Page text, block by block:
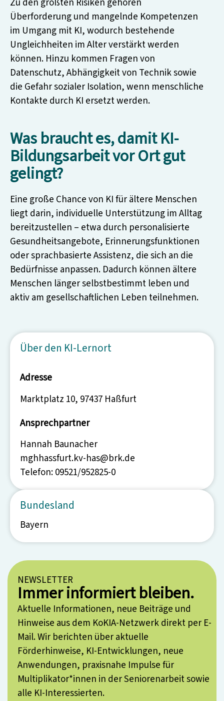
Zu den größten Risiken gehören
Überforderung und mangelnde Kompetenzen
im Umgang mit KI, wodurch bestehende
Ungleichheiten im Alter verstärkt werden
können. Hinzu kommen Fragen von
Datenschutz, Abhängigkeit von Technik sowie
die Gefahr sozialer Isolation, wenn menschliche
Kontakte durch KI ersetzt werden.
Was braucht es, damit KI-
Bildungsarbeit vor Ort gut
gelingt?
Eine große Chance von KI für ältere Menschen
liegt darin, individuelle Unterstützung im Alltag
bereitzustellen – etwa durch personalisierte
Gesundheitsangebote, Erinnerungsfunktionen
oder sprachbasierte Assistenz, die sich an die
Bedürfnisse anpassen. Dadurch können ältere
Menschen länger selbstbestimmt leben und
aktiv am gesellschaftlichen Leben teilnehmen.
Über den KI-Lernort
Adresse
Marktplatz 10, 97437 Haßfurt
Ansprechpartner
Hannah Baunacher
mghhassfurt.kv-has@brk.de
Telefon: 09521/952825-0
Bundesland
Bayern
NEWSLETTER
Immer informiert bleiben.
Aktuelle Informationen, neue Beiträge und
Hinweise aus dem KoKIA-Netzwerk direkt per E-
Mail. Wir berichten über aktuelle
Förderhinweise, KI-Entwicklungen, neue
Anwendungen, praxisnahe Impulse für
Multiplikator*innen in der Seniorenarbeit sowie
alle KI-Interessierten.